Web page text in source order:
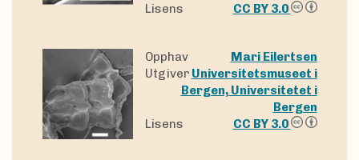
Lisens
CC BY 3.0
Opphav
Mari Eilertsen
Utgiver Universitetsmuseet i
Bergen, Universitetet i
Bergen
Lisens
CC BY 3.0